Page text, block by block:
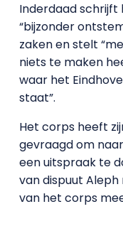
Inderdaad schrijft
“bijzonder
zaken en stelt
niets te maken
waar het
staat”.
Het corps heeft
gevraagd om
een uitspraak te
van dispuut
van het corps